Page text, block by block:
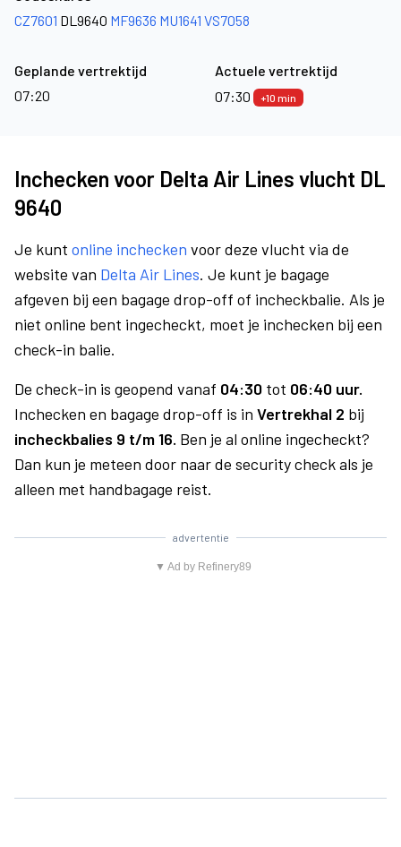
CZ7601 DL9640 MF9636 MU1641 VS7058
Geplande vertrektijd
07:20
Actuele vertrektijd
07:30
+10 min
Inchecken voor Delta Air Lines vlucht DL
9640
Je kunt online inchecken voor deze vlucht via de
website van Delta Air Lines. Je kunt je bagage
afgeven bij een bagage drop-off of incheckbalie. Als je
niet online bent ingecheckt, moet je inchecken bij een
check-in balie.
De check-in is geopend vanaf 04:30 tot 06:40 uur.
Inchecken en bagage drop-off is in Vertrekhal 2 bij
incheckbalies 9 t/m 16. Ben je al online ingecheckt?
Dan kun je meteen door naar de security check als je
alleen met handbagage reist.
advertentie
▼ Ad by Refinery89